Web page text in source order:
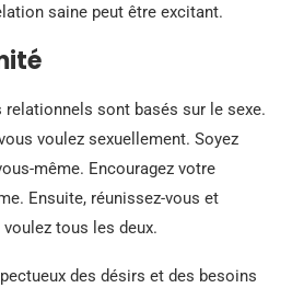
saine peut être excitant.
relationnels sont basés sur le sexe.
voulez sexuellement. Soyez
même. Encouragez votre
Ensuite, réunissez-vous et
tous les deux.
des désirs et des besoins